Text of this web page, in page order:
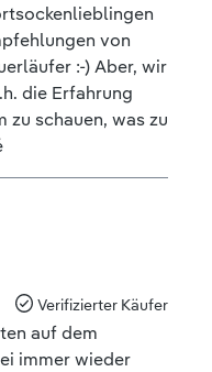
von
:-) Aber, wir
die Erfahrung
zu schauen, was zu
Verifizierter Käufer
auf dem
immer wieder